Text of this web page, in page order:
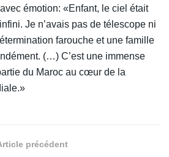
émotion: «Enfant, le ciel était
Je n’avais pas de télescope ni
farouche et une famille
(…) C’est une immense
du Maroc au cœur de la
précédent